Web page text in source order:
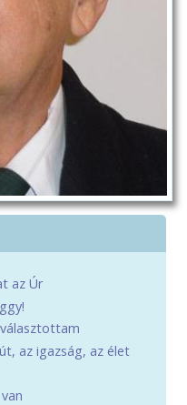
az Úr
az igazság, az élet